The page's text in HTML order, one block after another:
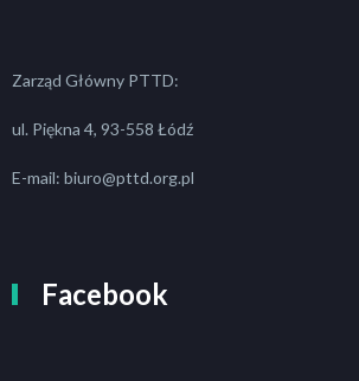
Zarząd Główny PTTD:
ul. Piękna 4, 93-558 Łódź
E-mail: biuro@pttd.org.pl
Facebook